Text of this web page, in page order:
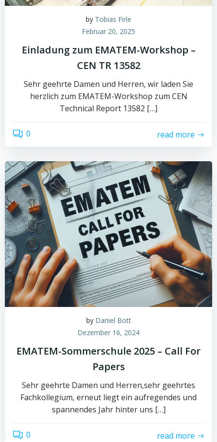
by Tobias Firle
Februar 20, 2025
Einladung zum EMATEM-Workshop –
CEN TR 13582
Sehr geehrte Damen und Herren, wir laden Sie
herzlich zum EMATEM-Workshop zum CEN
Technical Report 13582 […]
0 read more
by Daniel Bott
Dezember 16, 2024
EMATEM-Sommerschule 2025 – Call For
Papers
Sehr geehrte Damen und Herren,sehr geehrtes
Fachkollegium, erneut liegt ein aufregendes und
spannendes Jahr hinter uns […]
0 read more